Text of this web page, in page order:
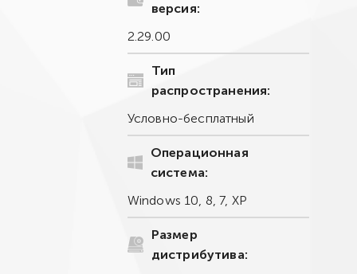
версия:
2.29.00
Тип
распространения:
Условно-бесплатный
Операционная
система:
Windows 10, 8, 7, XP
Размер
дистрибутива: